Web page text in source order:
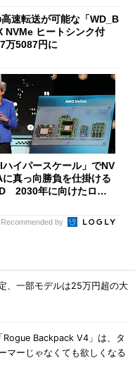
速転送が可能な「WD_B
NVMe ヒートシンク付
万5087円に
ハイパースケール」でNV
に真っ向勝負を仕掛ける
2030年に向けたロー
Recommended by
、一部モデルは25万円超の大
Rogue Backpack V4」は、タ
ーじゃなくても欲しくなる